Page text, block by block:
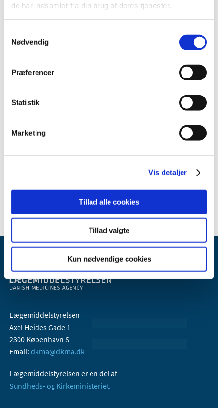
de har indsamlet fra din brug af deres tjenester.
Nødvendig
Præferencer
Statistik
Marketing
Vis detaljer
Tillad alle cookies
Tillad valgte
Kun nødvendige cookies
2012 (41)
2011 (13)
2009 (13)
2007 (3)
2005 (2)
Relateret indhold
Lægemiddelstyrelsen
Axel Heides Gade 1
2300 København S
Email: dkma@dkma.dk
Lægemiddelstyrelsen er en del af
Sundheds- og Kirkeministeriet.